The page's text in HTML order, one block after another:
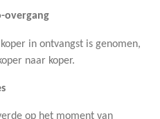
overgang
in ontvangst is genomen,
naar koper.
op het moment van